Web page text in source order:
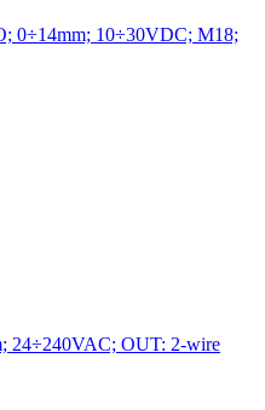
0÷14mm; 10÷30VDC; M18;
24÷240VAC; OUT: 2-wire